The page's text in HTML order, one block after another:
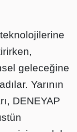
geleceğine
Yarının
DENEYAP